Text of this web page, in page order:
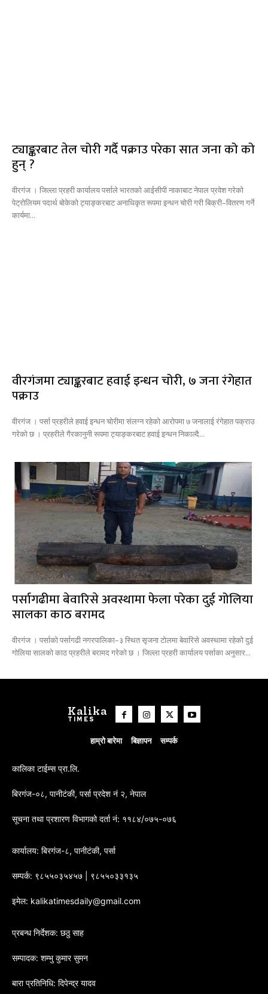
ट्याङ्करबाट तेल चोरी गर्दै पक्राउ परेका सात जना को को
हुन् ?
वीरगंज । जिल्ला प्रहरी कार्यालय पर्साले भारतको आईसीपी नाकाबाट नेपाल प्रवेश गरेको
पेट्रोलियम पदार्थ बोकेको ट्याङ्करबाट अनाधिकृत रूपमा इन्धन चोरी गरी बिक्री–वितरण गर्ने
कार्यमा...
वीरगंजमा ट्याङ्करबाट हवाई इन्धन चोरी, ७ जना रंगेहात
पक्राउ
वीरगंज । पर्सा प्रहरीले हवाई इन्धन चोरीमा संलग्न रहेको आरोपमा ७ जनालाई रंगेहात पक्राउ
गरेको छ । प्रहरीले गैरकानुनी रूपमा ट्याङ्करबाट हवाई इन्धन निकाल्दै...
पर्सागढीमा बेवारिसे अवस्थामा फेला परेका दुई गोलिया
सालका काठ बरामद
वीरगंज । पर्साको पर्सागढी नगरपालिका–३ स्थित सृजना टोलमा बेवारिसे अवस्थामा रहेको दुई
गोलिया सालको काठ प्रहरीले बरामद गरेको छ । जिल्ला प्रहरी कार्यालय पर्साका अनुसार...
Kalika
TIMES
हाम्रो बारेमा बिज्ञापन सम्पर्क
कालिका टाईम्स प्रा.लि.
बिरगंज-०८, पानीटंकी, पर्सा प्रदेश नं २, नेपाल
सूचना तथा प्रशारण विभागको दर्ता नं: ११८४/०७५-०७६
कार्यालय: बिरगंज-८, पानीटंकी, पर्सा
सम्पर्क: ९८५५०३५४५७ | ९८५५०३३१३५
इमेल: kalikatimesdaily@gmail.com
प्रबन्ध निर्देशक: छठु साह
सम्पादक: शम्भु कुमार सुमन
बारा प्रतिनिधि: दिपेन्द्र यादव